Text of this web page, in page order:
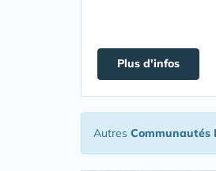
Plus d'infos
Autres Communautés